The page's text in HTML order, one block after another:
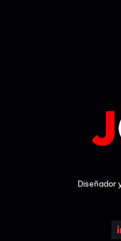
Diseñador